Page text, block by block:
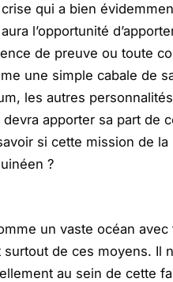
qui a bien
l’opportunité
de preuve ou toute
une simple cabale de
les autres
apporter sa part de
si cette mission de
?
un vaste océan
de ces moyens. Il
au sein de cette